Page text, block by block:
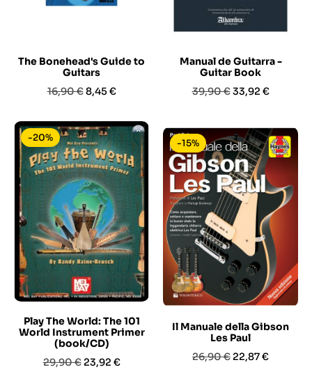
The Bonehead's Guide to
Guitars
Prezzo
16,90 €Prezzo
8,45 €
Manual de Guitarra -
Guitar Book
Prezzo
39,90 €Prezzo
33,92 €
Play The World: The 101
World Instrument Primer
(book/CD)
Prezzo
29,90 € Prezzo
23,92 €
-20%
Il Manuale della Gibson
Les Paul
Prezzo
26,90 € Prezzo
22,87 €
-15%